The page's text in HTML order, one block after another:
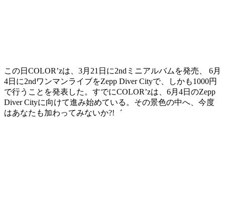
この日COLOR’zは、3月21日に2ndミニアルバムを発売、 6月
4日に2ndワンマンライブをZepp Diver Cityで、しかも1000円
で行うことを発表した。すでにCOLOR’zは、6月4日のZepp
Diver Cityに向けて進み始めている。その景色の中へ、今度
はあなたも加わってみないか?!゛